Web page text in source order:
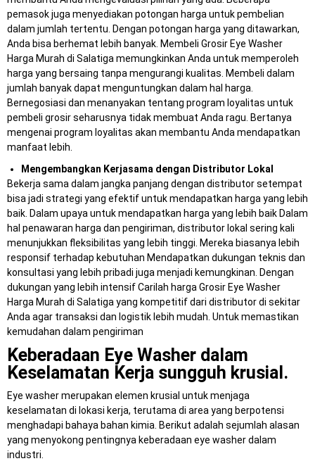
pemasok juga menyediakan potongan harga untuk pembelian
dalam jumlah tertentu. Dengan potongan harga yang ditawarkan,
Anda bisa berhemat lebih banyak. Membeli Grosir Eye Washer
Harga Murah di Salatiga memungkinkan Anda untuk memperoleh
harga yang bersaing tanpa mengurangi kualitas. Membeli dalam
jumlah banyak dapat menguntungkan dalam hal harga.
Bernegosiasi dan menanyakan tentang program loyalitas untuk
pembeli grosir seharusnya tidak membuat Anda ragu. Bertanya
mengenai program loyalitas akan membantu Anda mendapatkan
manfaat lebih.
Mengembangkan Kerjasama dengan Distributor Lokal
Bekerja sama dalam jangka panjang dengan distributor setempat
bisa jadi strategi yang efektif untuk mendapatkan harga yang lebih
baik. Dalam upaya untuk mendapatkan harga yang lebih baik Dalam
hal penawaran harga dan pengiriman, distributor lokal sering kali
menunjukkan fleksibilitas yang lebih tinggi. Mereka biasanya lebih
responsif terhadap kebutuhan Mendapatkan dukungan teknis dan
konsultasi yang lebih pribadi juga menjadi kemungkinan. Dengan
dukungan yang lebih intensif Carilah harga Grosir Eye Washer
Harga Murah di Salatiga yang kompetitif dari distributor di sekitar
Anda agar transaksi dan logistik lebih mudah. Untuk memastikan
kemudahan dalam pengiriman
Keberadaan Eye Washer dalam
Keselamatan Kerja sungguh krusial.
Eye washer merupakan elemen krusial untuk menjaga
keselamatan di lokasi kerja, terutama di area yang berpotensi
menghadapi bahaya bahan kimia. Berikut adalah sejumlah alasan
yang menyokong pentingnya keberadaan eye washer dalam
industri.